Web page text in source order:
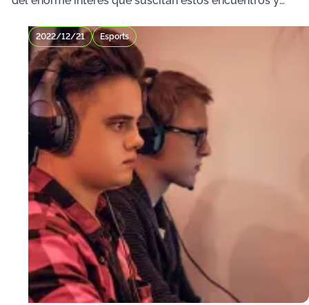
2022/12/21 Esports